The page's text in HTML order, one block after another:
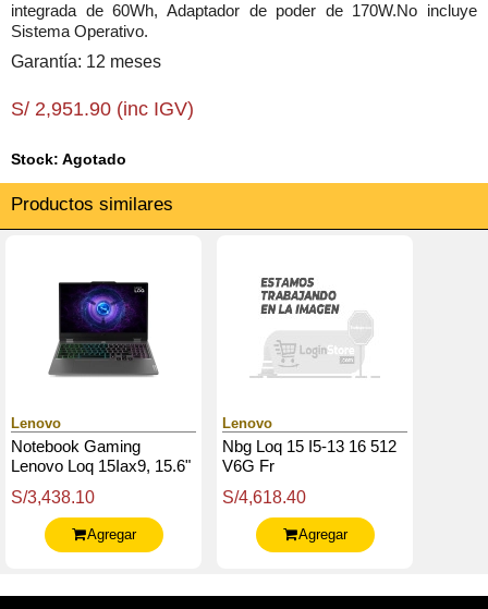
integrada de 60Wh, Adaptador de poder de 170W.No incluye
Sistema Operativo.
Garantía: 12 meses
S/ 2,951.90 (inc IGV)
Stock: Agotado
Productos similares
Lenovo
Notebook Gaming
Lenovo Loq 15Iax9, 15.6"
Hasta 4.4Ghz, 16Gb
S/3,438.10
Agregar
Lenovo
Nbg Loq 15 I5-13 16 512
V6G Fr
S/4,618.40
Agregar